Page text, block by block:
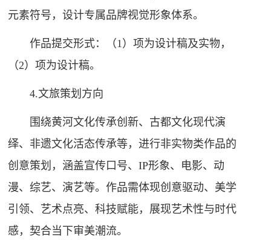
元素符号，设计专属品牌视觉形象体系。
作品提交形式：（1）项为设计稿及实物，
（2）项为设计稿。
4.文旅策划方向
围绕黄河文化传承创新、古都文化现代演
绎、非遗文化活态传承等，进行非实物类作品的
创意策划，涵盖宣传口号、IP形象、电影、动
漫、综艺、演艺等。作品需体现创意驱动、美学
引领、艺术点亮、科技赋能，展现艺术性与时代
感，契合当下审美潮流。